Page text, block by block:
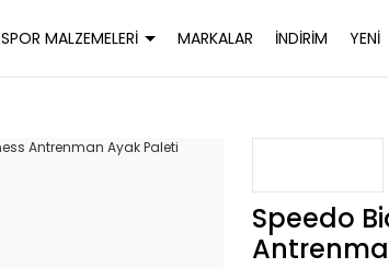
SPOR MALZEMELERİ MARKALAR İNDİRİM YENİ
Speedo